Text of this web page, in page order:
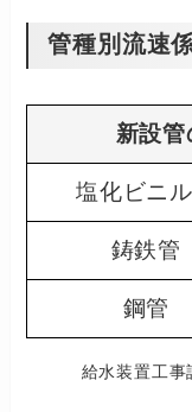
管種別流速
新設
塩化ビニ
鋳鉄管
鋼管
給水装置工事